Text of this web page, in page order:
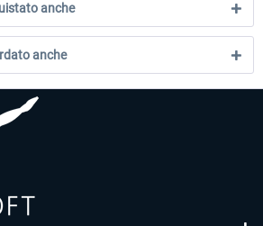
anche
anche